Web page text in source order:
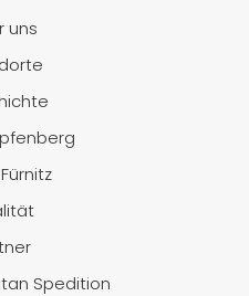
uns
Spedition